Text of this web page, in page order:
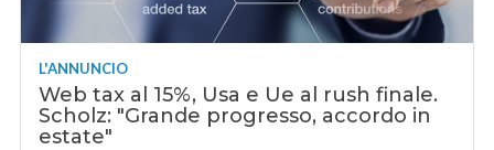
L'ANNUNCIO
Web tax al 15%, Usa e Ue al rush finale.
Scholz: "Grande progresso, accordo in
estate"